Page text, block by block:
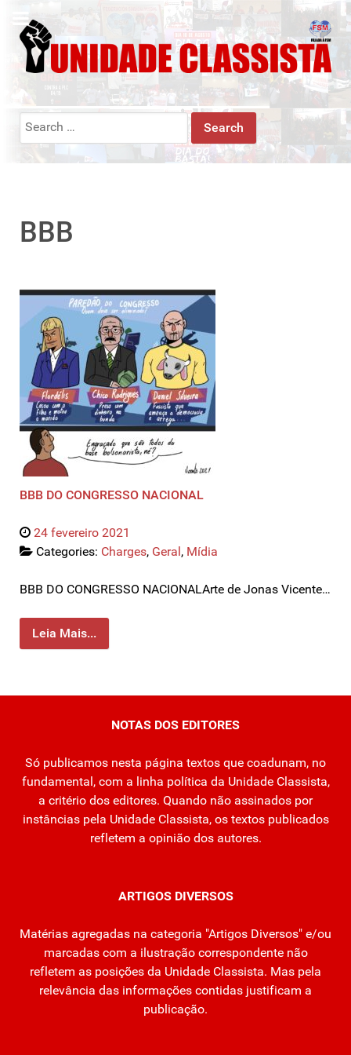
Search
BBB
BBB DO CONGRESSO NACIONAL
24 fevereiro 2021
Categories: Charges, Geral, Mídia
BBB DO CONGRESSO NACIONALArte de Jonas Vicente…
Leia Mais...
NOTAS DOS EDITORES
Só publicamos nesta página textos que coadunam, no
fundamental, com a linha política da Unidade Classista,
a critério dos editores. Quando não assinados por
instâncias pela Unidade Classista, os textos publicados
refletem a opinião dos autores.
ARTIGOS DIVERSOS
Matérias agregadas na categoria "Artigos Diversos" e/ou
marcadas com a ilustração correspondente não
refletem as posições da Unidade Classista. Mas pela
relevância das informações contidas justificam a
publicação.